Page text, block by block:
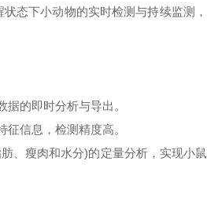
态下小动物的实时检测与持续监测，
的即时分析与导出。
信息，检测精度高。
、瘦肉和水分)的定量分析，实现小鼠